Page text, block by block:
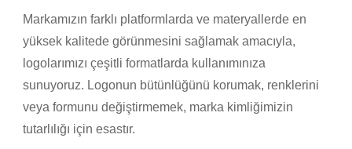
Markamızın farklı platformlarda ve materyallerde en
yüksek kalitede görünmesini sağlamak amacıyla,
logolarımızı çeşitli formatlarda kullanımınıza
sunuyoruz. Logonun bütünlüğünü korumak, renklerini
veya formunu değiştirmemek, marka kimliğimizin
tutarlılığı için esastır.